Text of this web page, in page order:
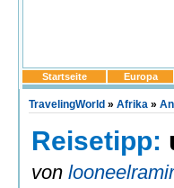
Startseite Europa
TravelingWorld » Afrika »
Reisetipp:
von looneelramir